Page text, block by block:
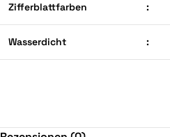
Zifferblattfarben :
Wasserdicht :